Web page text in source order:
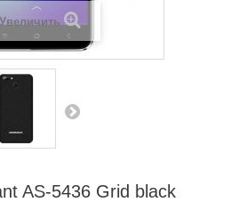
Увеличить
AS-5436 Grid black